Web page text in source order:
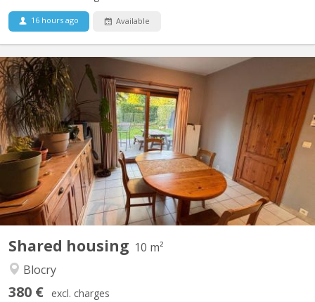
16 hours ago Available
Shared housing 10 m²
Blocry
380 € excl. charges
Chambre dispo dans une coloc à Louvain-la-Neuve Salut ! Une
place se libère dans une superbe colocation à Louvain-la-Neuve
à partir du 1er août. La colocation est composée de : Violette – la
trentaine, j'aime le sport, j’adore cuisiner et me plonger dans un
bon livre. Plutôt calme au...